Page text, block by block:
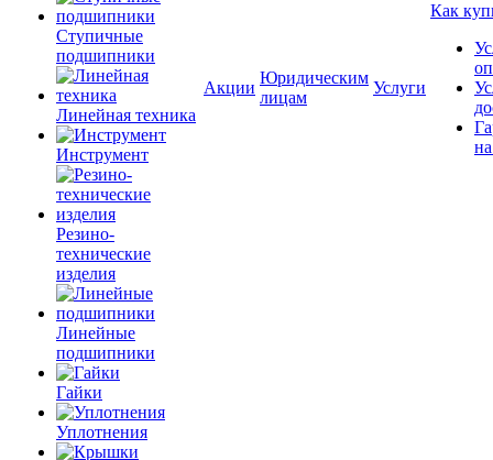
Ступичные
подшипники
Линейная техника
Инструмент
Резино-
технические
изделия
Линейные
подшипники
Гайки
Уплотнения
Акции
Юридическим
лицам
Услуги
Как